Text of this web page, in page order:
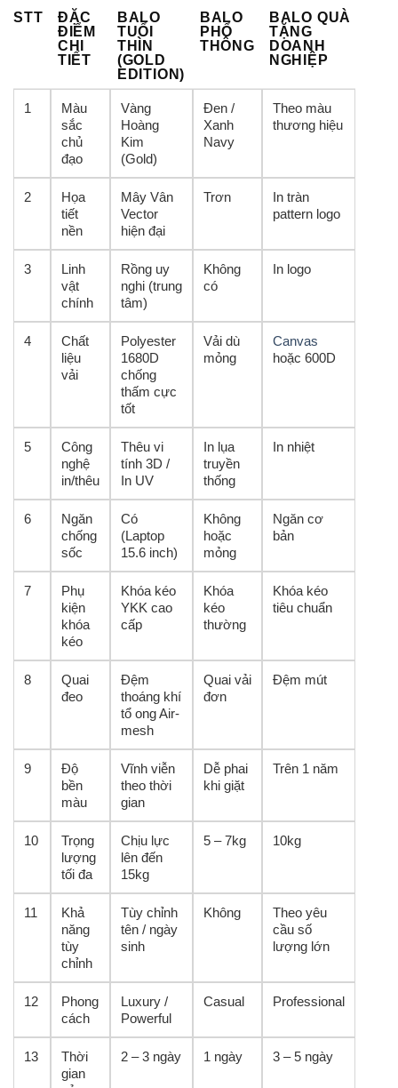
STT
ĐẶC
ĐIỂM
CHI
TIẾT
BALO
TUỔI
THÌN
(GOLD
EDITION)
BALO
PHỔ
THÔNG
BALO QUÀ
TẶNG
DOANH
NGHIỆP
1
Màu
sắc
chủ
đạo
Vàng
Hoàng
Kim
(Gold)
Đen /
Xanh
Navy
Theo màu
thương hiệu
2
Họa
tiết
nền
Mây Vân
Vector
hiện đại
Trơn
In tràn
pattern logo
3
Linh
vật
chính
Rồng uy
nghi (trung
tâm)
Không
có
In logo
4
Chất
liệu
vải
Polyester
1680D
chống
thấm cực
tốt
Vải dù
mỏng
Canvas
hoặc 600D
5
Công
nghệ
in/thêu
Thêu vi
tính 3D /
In UV
In lụa
truyền
thống
In nhiệt
6
Ngăn
chống
sốc
Có
(Laptop
15.6 inch)
Không
hoặc
mỏng
Ngăn cơ
bản
7
Phụ
kiện
khóa
kéo
Khóa kéo
YKK cao
cấp
Khóa
kéo
thường
Khóa kéo
tiêu chuẩn
8
Quai
đeo
Đệm
thoáng khí
tổ ong Air-
mesh
Quai vải
đơn
Đệm mút
9
Độ
bền
màu
Vĩnh viễn
theo thời
gian
Dễ phai
khi giặt
Trên 1 năm
10
Trọng
lượng
tối đa
Chịu lực
lên đến
15kg
5 – 7kg 10kg
11
Khả
năng
tùy
chỉnh
Tùy chỉnh
tên / ngày
sinh
Không
Theo yêu
cầu số
lượng lớn
12
Phong
cách
Luxury /
Powerful
Casual Professional
13
Thời
gian
2 – 3 ngày 1 ngày 3 – 5 ngày